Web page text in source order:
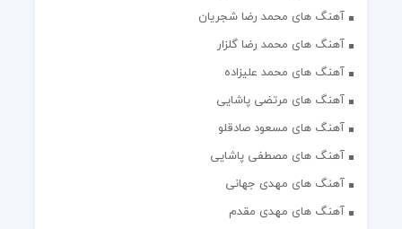
آهنگ های محمد رضا شجریان
آهنگ های محمد رضا گلزار
آهنگ های محمد علیزاده
آهنگ های مرتضی پاشایی
آهنگ های مسعود صادقلو
آهنگ های مصطفی پاشایی
آهنگ های مهدی جهانی
آهنگ های مهدی مقدم